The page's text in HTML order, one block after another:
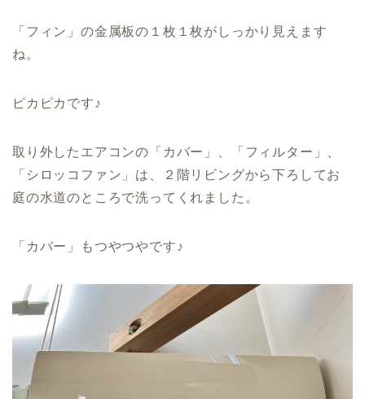
「フィン」の金属板の１枚１枚がしっかり見えます
ね。
ピカピカです♪
取り外したエアコンの「カバー」、「フィルター」、
「シロッコファン」は、２階リビングから下ろしてお
庭の水道のところで洗ってくれました。
「カバー」もつやつやです♪